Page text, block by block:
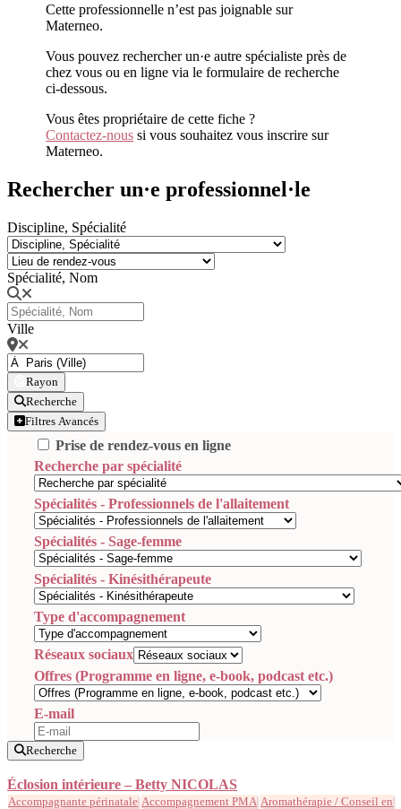
Cette professionnelle n’est pas joignable sur
Materneo.
Vous pouvez rechercher un·e autre spécialiste près de
chez vous ou en ligne via le formulaire de recherche
ci-dessous.
Vous êtes propriétaire de cette fiche ?
Contactez-nous si vous souhaitez vous inscrire sur
Materneo.
Rechercher un·e professionnel·le
Discipline, Spécialité
Spécialité, Nom
Ville
Rayon
Recherche
Filtres Avancés
Prise de rendez-vous en ligne
Recherche par spécialité
Spécialités - Professionnels de l'allaitement
Spécialités - Sage-femme
Spécialités - Kinésithérapeute
Type d'accompagnement
Réseaux sociaux
Offres (Programme en ligne, e-book, podcast etc.)
E-mail
Recherche
Éclosion intérieure – Betty NICOLAS
Accompagnante périnatale Accompagnement PMA Aromathérapie / Conseil en